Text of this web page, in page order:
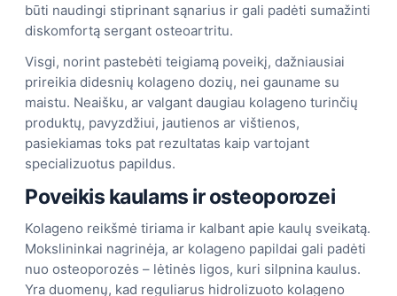
būti naudingi stiprinant sąnarius ir gali padėti sumažinti
diskomfortą sergant osteoartritu.
Visgi, norint pastebėti teigiamą poveikį, dažniausiai
prireikia didesnių kolageno dozių, nei gauname su
maistu. Neaišku, ar valgant daugiau kolageno turinčių
produktų, pavyzdžiui, jautienos ar vištienos,
pasiekiamas toks pat rezultatas kaip vartojant
specializuotus papildus.
Poveikis kaulams ir osteoporozei
Kolageno reikšmė tiriama ir kalbant apie kaulų sveikatą.
Mokslininkai nagrinėja, ar kolageno papildai gali padėti
nuo osteoporozės – lėtinės ligos, kuri silpnina kaulus.
Yra duomenų, kad reguliarus hidrolizuoto kolageno